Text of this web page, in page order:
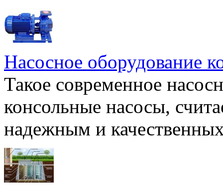
Насосное оборудование
Такое современное
консольные насосы,
надежным и